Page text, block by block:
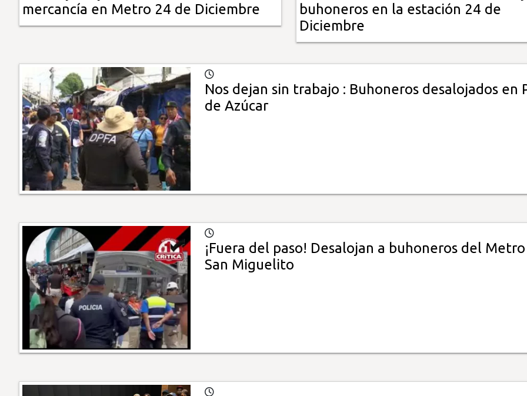
Impreso
mercancía en Metro 24 de Diciembre
buhoneros en la estación 24 de
Diciembre
Nos dejan sin trabajo : Buhoneros desalojados en
de Azúcar
¡Fuera del paso! Desalojan a buhoneros del
San Miguelito